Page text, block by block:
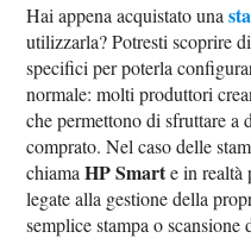
Hai appena acquistato una
utilizzarla? Potresti scoprire
specifici per poterla
normale: molti produttori
che permettono di sfruttare a
comprato. Nel caso delle
chiamaHP Smarte in realtà
legate alla gestione della
semplice stampa o